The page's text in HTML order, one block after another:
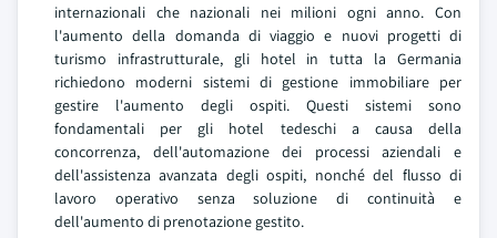
internazionali che nazionali nei milioni ogni anno. Con
l'aumento della domanda di viaggio e nuovi progetti di
turismo infrastrutturale, gli hotel in tutta la Germania
richiedono moderni sistemi di gestione immobiliare per
gestire l'aumento degli ospiti. Questi sistemi sono
fondamentali per gli hotel tedeschi a causa della
concorrenza, dell'automazione dei processi aziendali e
dell'assistenza avanzata degli ospiti, nonché del flusso di
lavoro operativo senza soluzione di continuità e
dell'aumento di prenotazione gestito.